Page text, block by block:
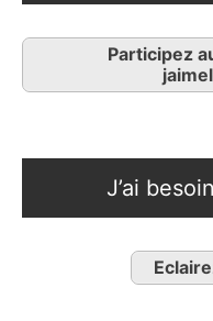
Participez
J’ai